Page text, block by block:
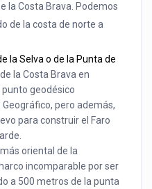
la Costa Brava. Podemos
de la costa de norte a
la Selva o de la Punta de
la Costa Brava en
geodésico
pero además,
para construir el Faro
más oriental de la
incomparable por ser
a 500 metros de la punta